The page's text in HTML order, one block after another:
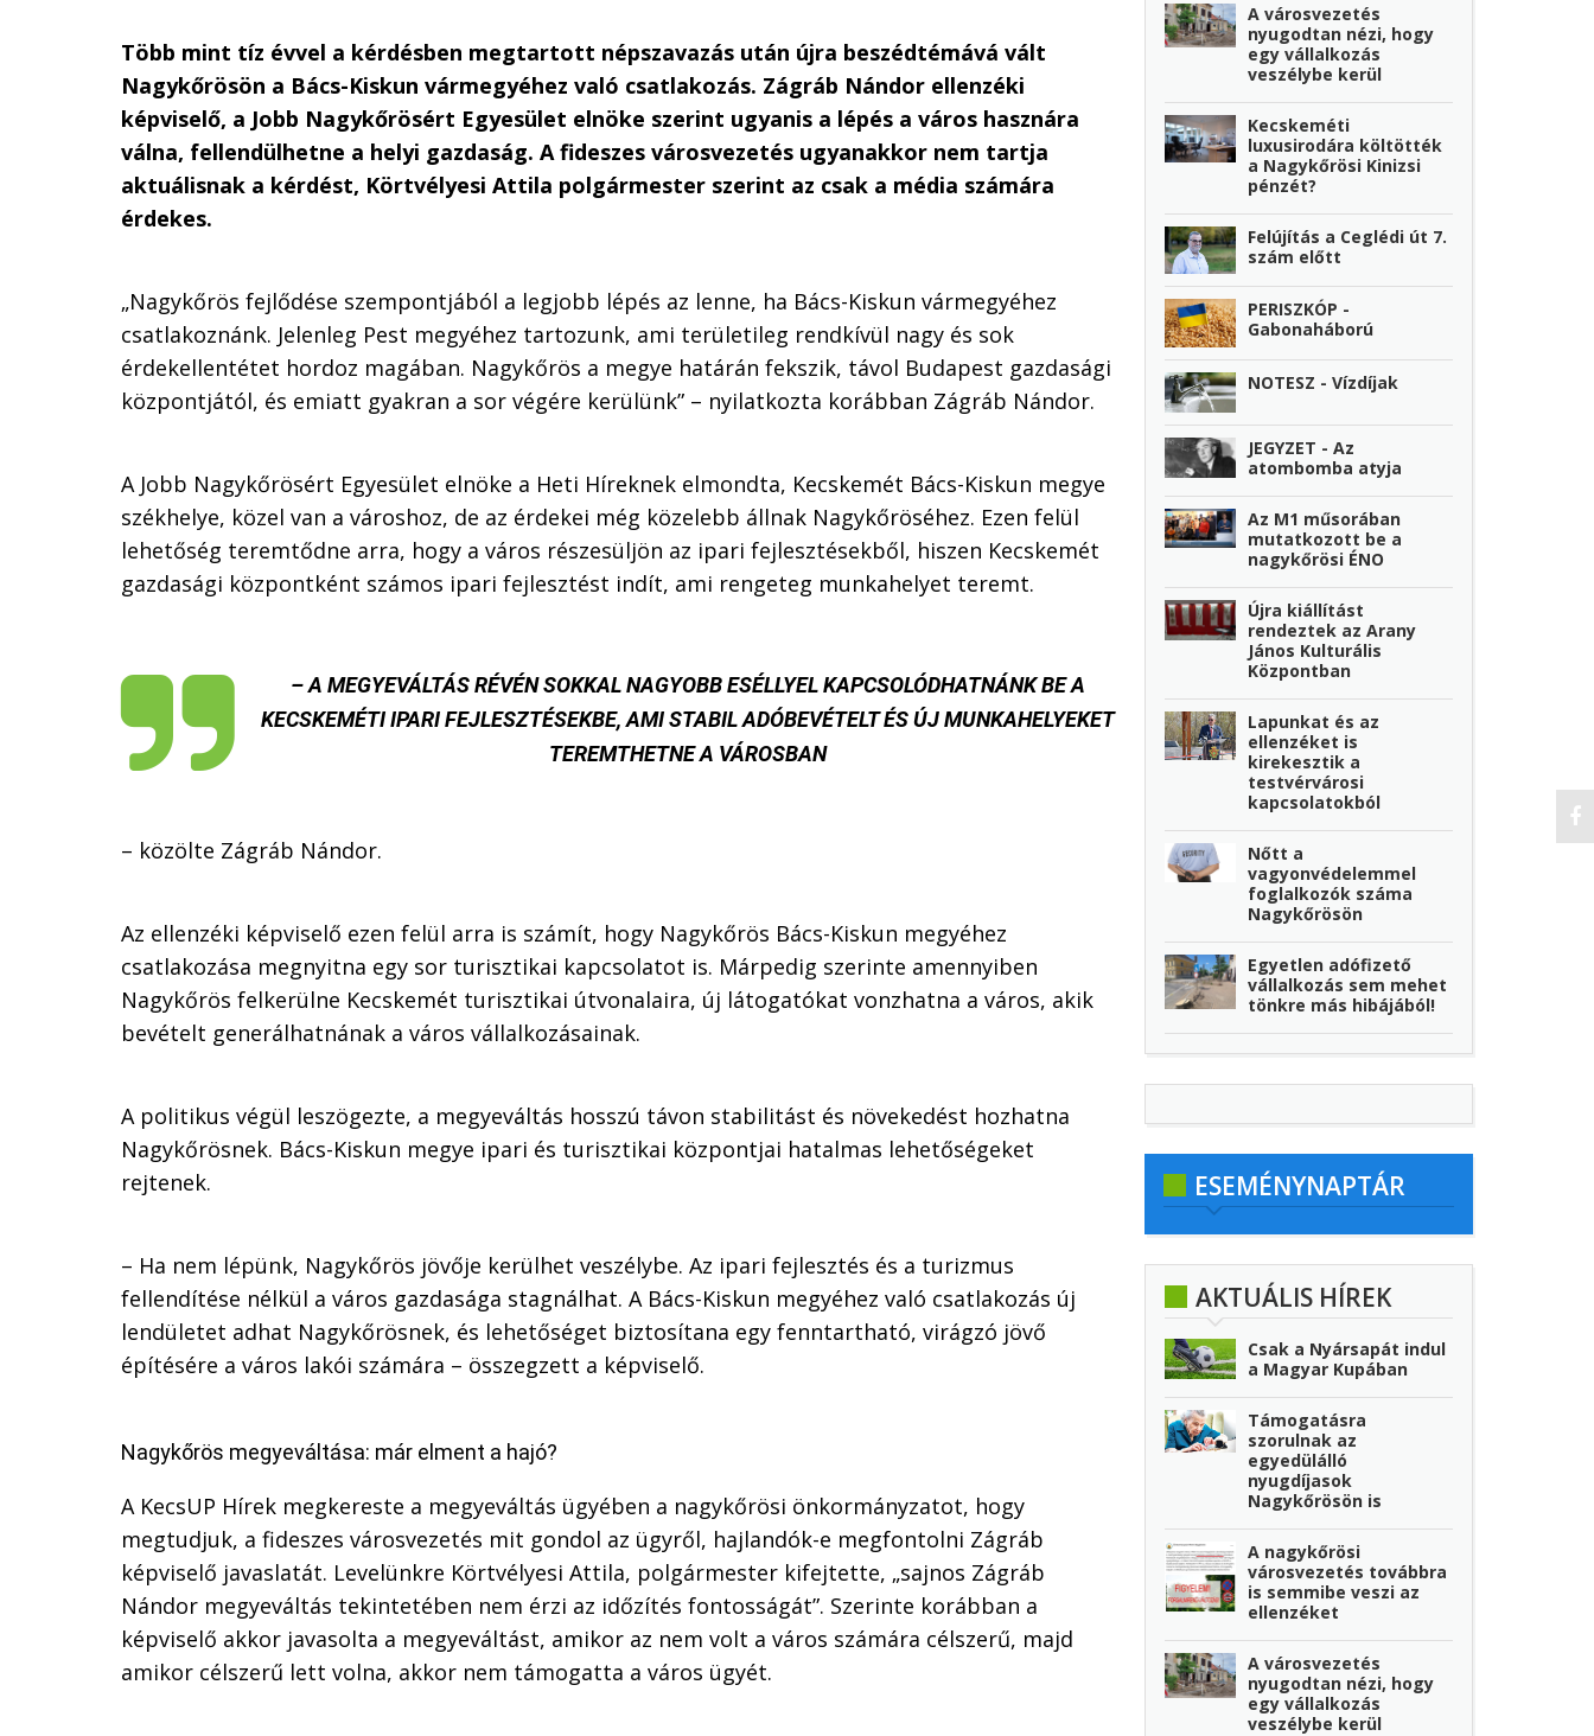
Több mint tíz évvel a kérdésben megtartott népszavazás után újra beszédtémává vált
Nagykőrösön a Bács-Kiskun vármegyéhez való csatlakozás. Zágráb Nándor ellenzéki
képviselő, a Jobb Nagykőrösért Egyesület elnöke szerint ugyanis a lépés a város hasznára
válna, fellendülhetne a helyi gazdaság. A fideszes városvezetés ugyanakkor nem tartja
aktuálisnak a kérdést, Körtvélyesi Attila polgármester szerint az csak a média számára
érdekes.
„Nagykőrös fejlődése szempontjából a legjobb lépés az lenne, ha Bács-Kiskun vármegyéhez
csatlakoznánk. Jelenleg Pest megyéhez tartozunk, ami területileg rendkívül nagy és sok
érdekellentétet hordoz magában. Nagykőrös a megye határán fekszik, távol Budapest gazdasági
központjától, és emiatt gyakran a sor végére kerülünk” – nyilatkozta korábban Zágráb Nándor.
A Jobb Nagykőrösért Egyesület elnöke a Heti Híreknek elmondta, Kecskemét Bács-Kiskun megye
székhelye, közel van a városhoz, de az érdekei még közelebb állnak Nagykőröséhez. Ezen felül
lehetőség teremtődne arra, hogy a város részesüljön az ipari fejlesztésekből, hiszen Kecskemét
gazdasági központként számos ipari fejlesztést indít, ami rengeteg munkahelyet teremt.
– A MEGYEVÁLTÁS RÉVÉN SOKKAL NAGYOBB ESÉLLYEL KAPCSOLÓDHATNÁNK BE A
KECSKEMÉTI IPARI FEJLESZTÉSEKBE, AMI STABIL ADÓBEVÉTELT ÉS ÚJ MUNKAHELYEKET
TEREMTHETNE A VÁROSBAN
– közölte Zágráb Nándor.
Az ellenzéki képviselő ezen felül arra is számít, hogy Nagykőrös Bács-Kiskun megyéhez
csatlakozása megnyitna egy sor turisztikai kapcsolatot is. Márpedig szerinte amennyiben
Nagykőrös felkerülne Kecskemét turisztikai útvonalaira, új látogatókat vonzhatna a város, akik
bevételt generálhatnának a város vállalkozásainak.
A politikus végül leszögezte, a megyeváltás hosszú távon stabilitást és növekedést hozhatna
Nagykőrösnek. Bács-Kiskun megye ipari és turisztikai központjai hatalmas lehetőségeket
rejtenek.
– Ha nem lépünk, Nagykőrös jövője kerülhet veszélybe. Az ipari fejlesztés és a turizmus
fellendítése nélkül a város gazdasága stagnálhat. A Bács-Kiskun megyéhez való csatlakozás új
lendületet adhat Nagykőrösnek, és lehetőséget biztosítana egy fenntartható, virágzó jövő
építésére a város lakói számára – összegzett a képviselő.
Nagykőrös megyeváltása: már elment a hajó?
A KecsUP Hírek megkereste a megyeváltás ügyében a nagykőrösi önkormányzatot, hogy
megtudjuk, a fideszes városvezetés mit gondol az ügyről, hajlandók-e megfontolni Zágráb
képviselő javaslatát. Levelünkre Körtvélyesi Attila, polgármester kifejtette, „sajnos Zágráb
Nándor megyeváltás tekintetében nem érzi az időzítés fontosságát”. Szerinte korábban a
képviselő akkor javasolta a megyeváltást, amikor az nem volt a város számára célszerű, majd
amikor célszerű lett volna, akkor nem támogatta a város ügyét.
A városvezetés
nyugodtan nézi, hogy
egy vállalkozás
veszélybe kerül
Kecskeméti
luxusirodára költötték
a Nagykőrösi Kinizsi
pénzét?
Felújítás a Ceglédi út 7.
szám előtt
PERISZKÓP -
Gabonaháború
NOTESZ - Vízdíjak
JEGYZET - Az
atombomba atyja
Az M1 műsorában
mutatkozott be a
nagykőrösi ÉNO
Újra kiállítást
rendeztek az Arany
János Kulturális
Központban
Lapunkat és az
ellenzéket is
kirekesztik a
testvérvárosi
kapcsolatokból
Nőtt a
vagyonvédelemmel
foglalkozók száma
Nagykőrösön
Egyetlen adófizető
vállalkozás sem mehet
tönkre más hibájából!
ESEMÉNYNAPTÁR
AKTUÁLIS HÍREK
Csak a Nyársapát indul
a Magyar Kupában
Támogatásra
szorulnak az
egyedülálló
nyugdíjasok
Nagykőrösön is
A nagykőrösi
városvezetés továbbra
is semmibe veszi az
ellenzéket
A városvezetés
nyugodtan nézi, hogy
egy vállalkozás
veszélybe kerül